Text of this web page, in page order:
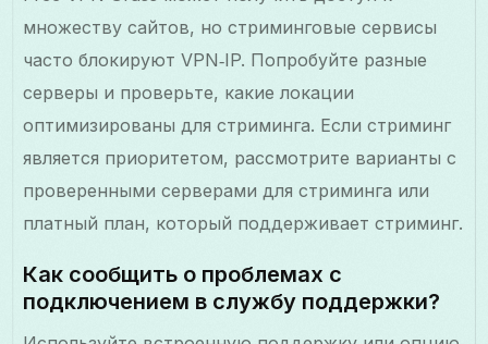
множеству сайтов, но стриминговые сервисы
часто блокируют VPN‑IP. Попробуйте разные
серверы и проверьте, какие локации
оптимизированы для стриминга. Если стриминг
является приоритетом, рассмотрите варианты с
проверенными серверами для стриминга или
платный план, который поддерживает стриминг.
Как сообщить о проблемах с
подключением в службу поддержки?